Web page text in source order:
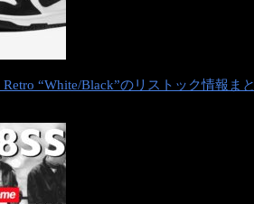
Retro “White/Black”のリストック情報